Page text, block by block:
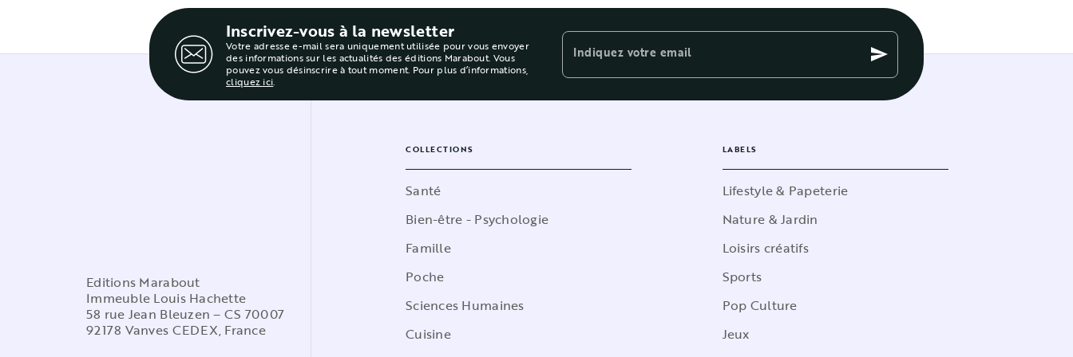
Inscrivez-vous à la newsletter
Votre adresse e-mail sera uniquement utilisée pour vous envoyer
des informations sur les actualités des éditions Marabout. Vous
pouvez vous désinscrire à tout moment. Pour plus d’informations,
cliquez ici.
Indiquez votre email send
Editions Marabout
Immeuble Louis Hachette
58 rue Jean Bleuzen – CS 70007
92178 Vanves CEDEX, France
COLLECTIONS
Santé
Bien-être - Psychologie
Famille
Poche
Sciences Humaines
Cuisine
LABELS
Lifestyle & Papeterie
Nature & Jardin
Loisirs créatifs
Sports
Pop Culture
Jeux